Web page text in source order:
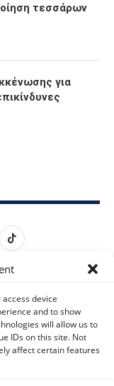
device
and to show
will allow us to
IDs on this site. Not
affect certain features
τεσσάρων
για